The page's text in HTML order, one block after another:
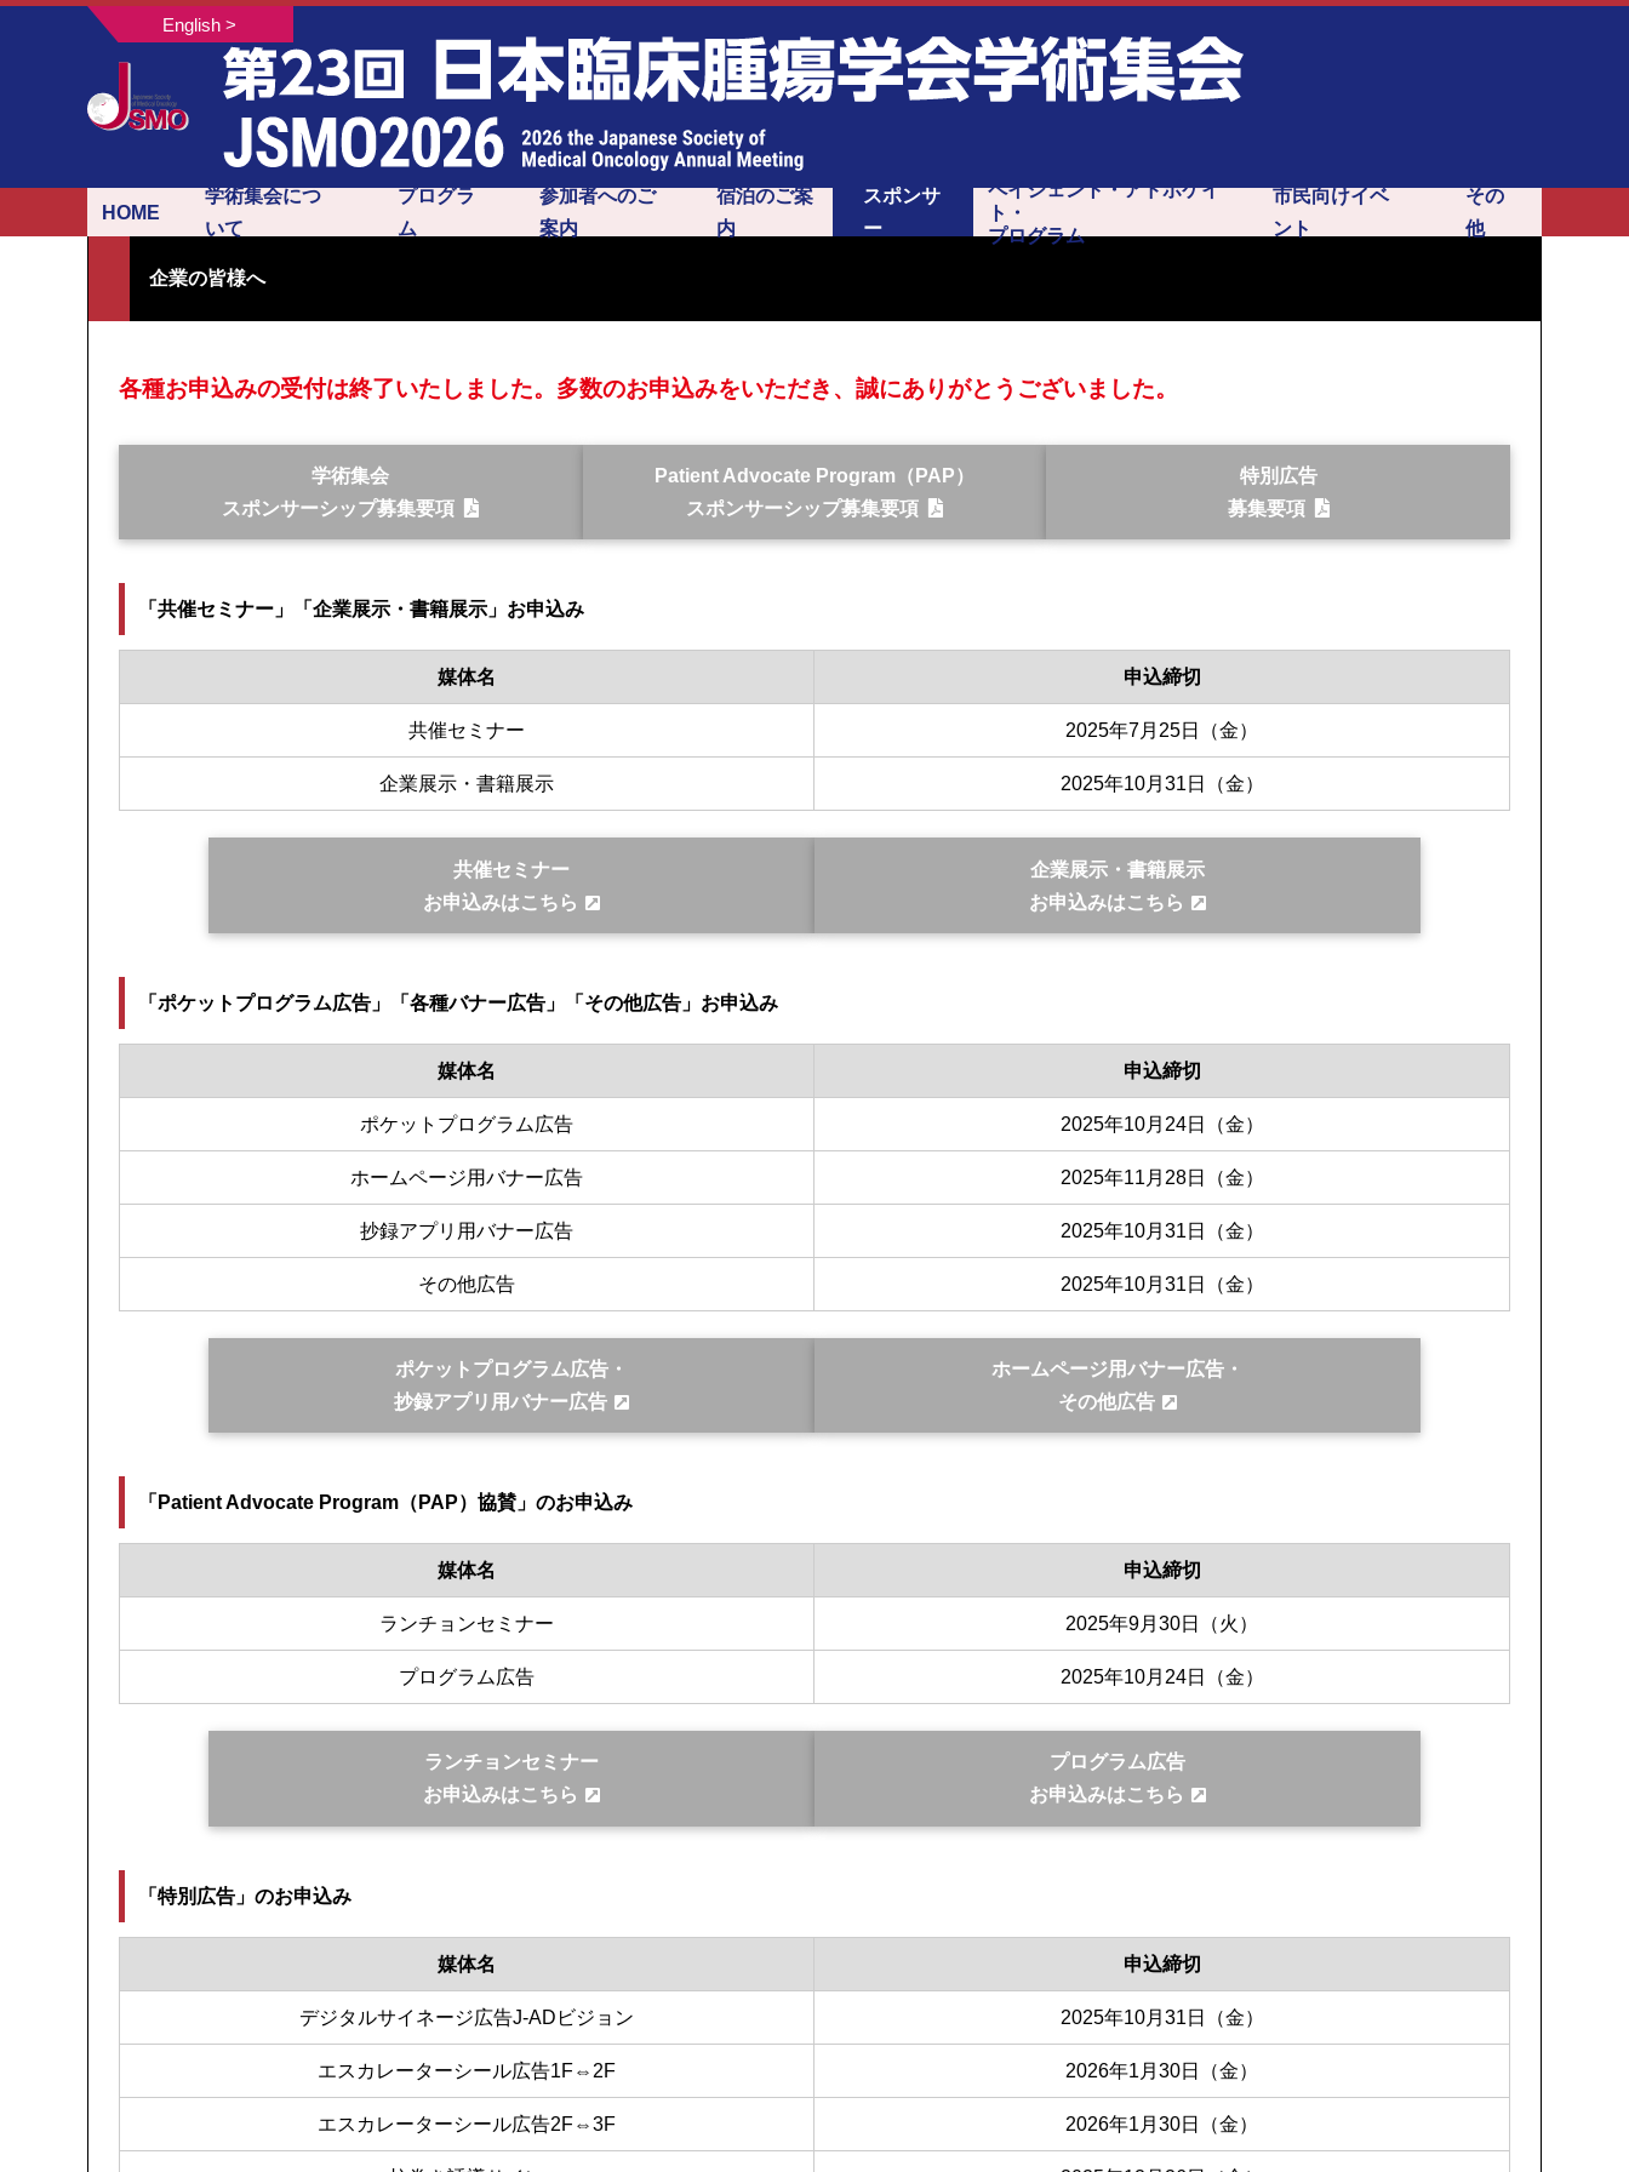
English >
HOME
学術集会につ
いて
プログラ
ム
参加者へのご
案内
宿泊のご案
内
スポンサ
ー
ペイシェント・アドボケイ
ト・
プログラム
市民向けイベ
ント
その
他
企業の皆様へ
各種お申込みの受付は終了いたしました。多数のお申込みをいただき、誠にありがとうございました。
学術集会
スポンサーシップ募集要項
Patient Advocate Program（PAP）
スポンサーシップ募集要項
特別広告
募集要項
「共催セミナー」「企業展示・書籍展示」お申込み
媒体名 申込締切
共催セミナー 2025年7月25日（金）
企業展示・書籍展示 2025年10月31日（金）
共催セミナー
お申込みはこちら
企業展示・書籍展示
お申込みはこちら
「ポケットプログラム広告」「各種バナー広告」「その他広告」お申込み
媒体名 申込締切
ポケットプログラム広告 2025年10月24日（金）
ホームページ用バナー広告 2025年11月28日（金）
抄録アプリ用バナー広告 2025年10月31日（金）
その他広告 2025年10月31日（金）
ポケットプログラム広告・
抄録アプリ用バナー広告
ホームページ用バナー広告・
その他広告
「Patient Advocate Program（PAP）協賛」のお申込み
媒体名 申込締切
ランチョンセミナー 2025年9月30日（火）
プログラム広告 2025年10月24日（金）
ランチョンセミナー
お申込みはこちら
プログラム広告
お申込みはこちら
「特別広告」のお申込み
媒体名 申込締切
デジタルサイネージ広告J-ADビジョン 2025年10月31日（金）
エスカレーターシール広告1F⇔2F 2026年1月30日（金）
エスカレーターシール広告2F⇔3F 2026年1月30日（金）